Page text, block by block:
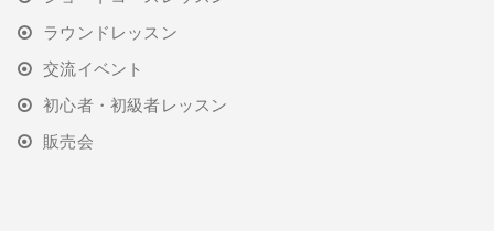
ラウンドレッスン
交流イベント
初心者・初級者レッスン
販売会